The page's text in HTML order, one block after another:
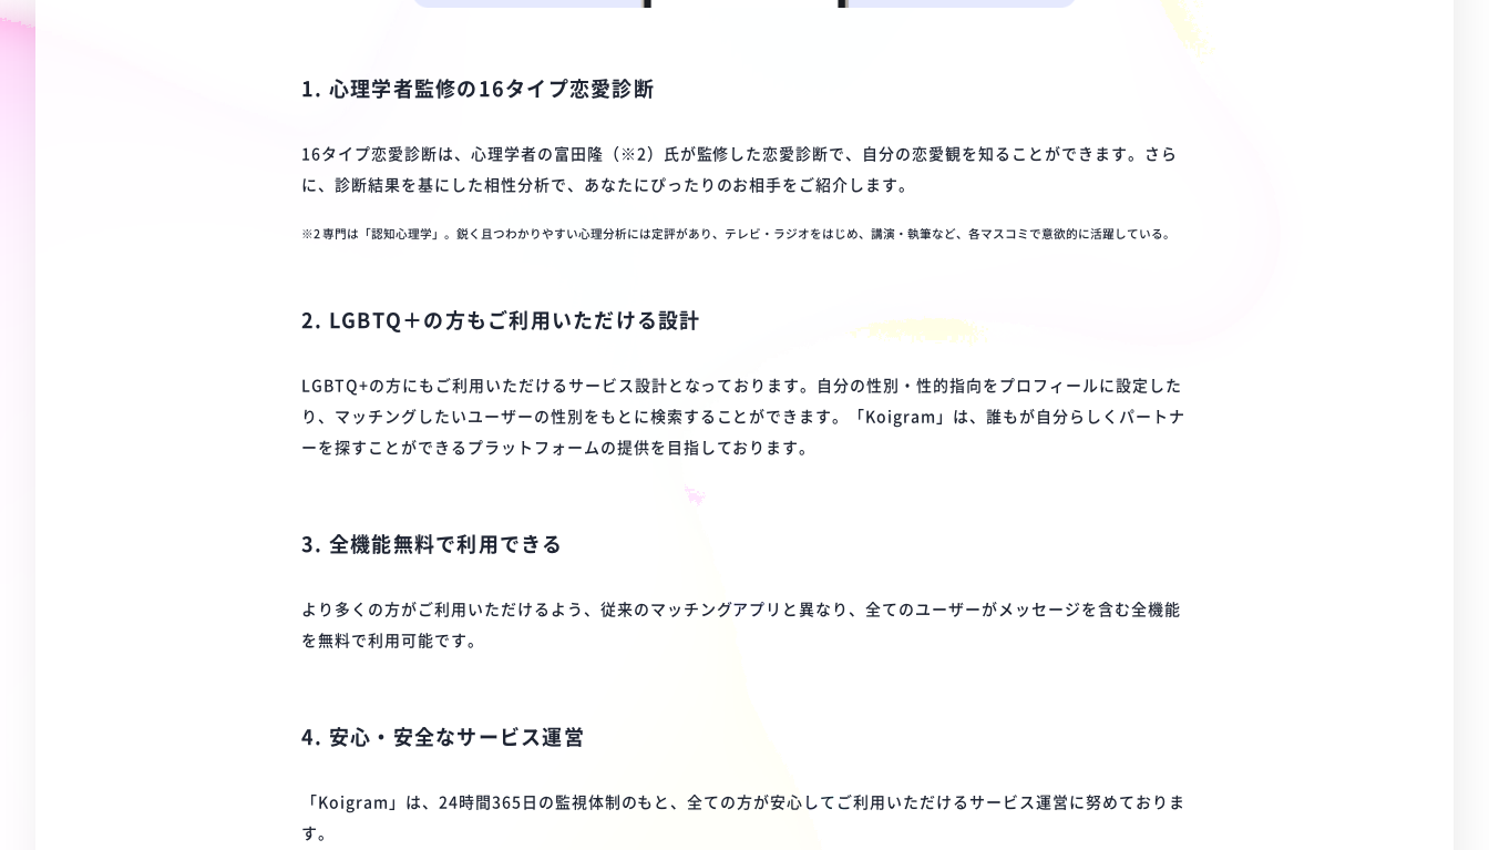
1. 心理学者監修の16タイプ恋愛診断
16タイプ恋愛診断は、心理学者の富田隆（※2）氏が監修した恋愛診断で、自分の恋愛観を知ることができます。さら
に、診断結果を基にした相性分析で、あなたにぴったりのお相手をご紹介します。
※2 専門は「認知心理学」。鋭く且つわかりやすい心理分析には定評があり、テレビ・ラジオをはじめ、講演・執筆など、各マスコミで意欲的に活躍している。
2. LGBTQ＋の方もご利用いただける設計
LGBTQ+の方にもご利用いただけるサービス設計となっております。自分の性別・性的指向をプロフィールに設定した
り、マッチングしたいユーザーの性別をもとに検索することができます。「Koigram」は、誰もが自分らしくパートナ
ーを探すことができるプラットフォームの提供を目指しております。
3. 全機能無料で利用できる
より多くの方がご利用いただけるよう、従来のマッチングアプリと異なり、全てのユーザーがメッセージを含む全機能
を無料で利用可能です。
4. 安心・安全なサービス運営
「Koigram」は、24時間365日の監視体制のもと、全ての方が安心してご利用いただけるサービス運営に努めておりま
す。